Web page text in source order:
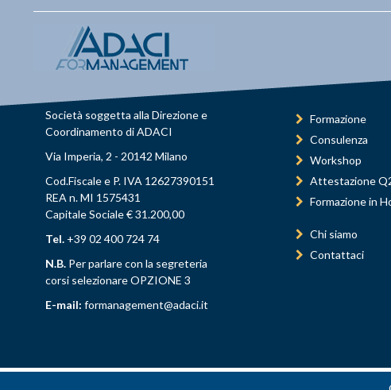
Società soggetta alla Direzione e
Coordinamento di ADACI
Via Imperia, 2 - 20142 Milano
Cod.Fiscale e P. IVA 12627390151
REA n. MI 1575431
Capitale Sociale € 31.200,00
Tel. +39 02 400 724 74
N.B. Per parlare con la segreteria
corsi selezionare OPZIONE 3
E-mail: formanagement@adaci.it
Formazione
Consulenza
Workshop
Attestazione
Formazione in
Chi siamo
Contattaci